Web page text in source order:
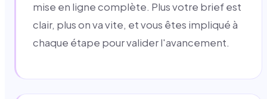
mise en ligne complète. Plus votre brief est
clair, plus on va vite, et vous êtes impliqué à
chaque étape pour valider l'avancement.